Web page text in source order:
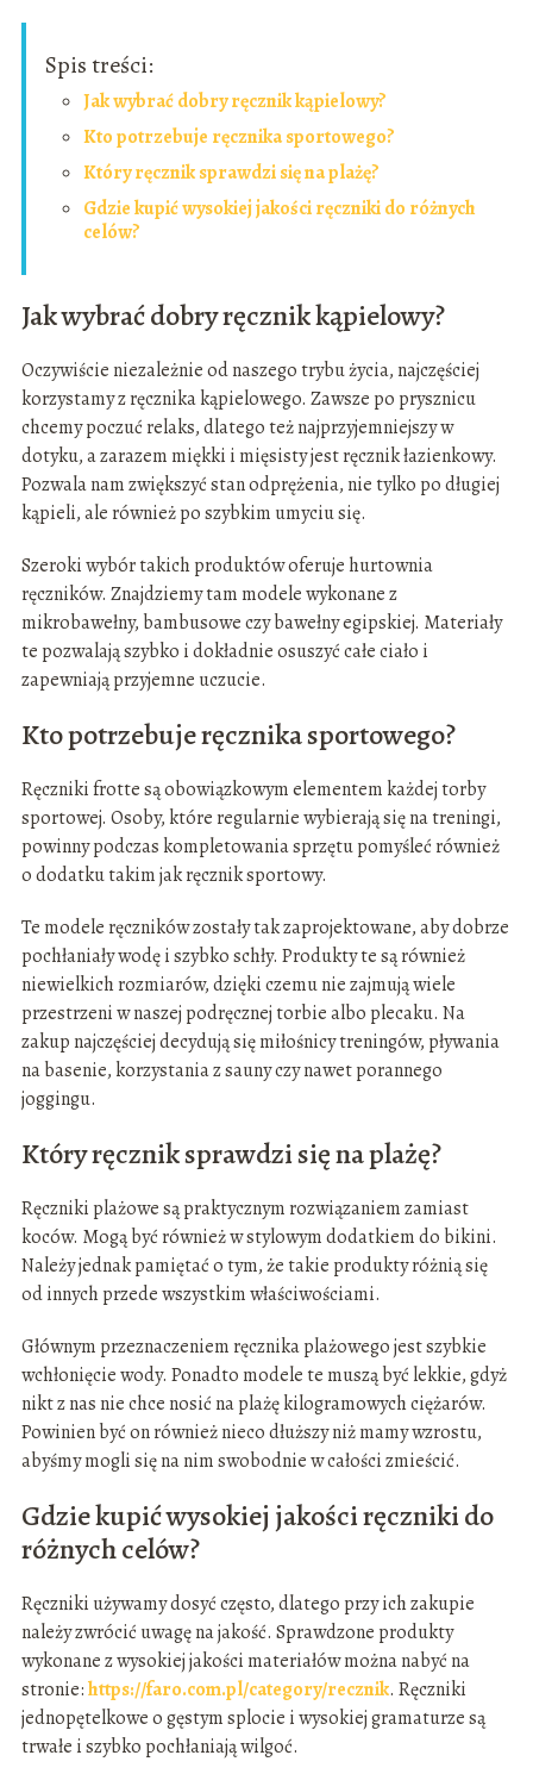
Spis treści:
Jak wybrać dobry ręcznik kąpielowy?
Kto potrzebuje ręcznika sportowego?
Który ręcznik sprawdzi się na plażę?
Gdzie kupić wysokiej jakości ręczniki do różnych
celów?
Jak wybrać dobry ręcznik kąpielowy?
Oczywiście niezależnie od naszego trybu życia, najczęściej
korzystamy z ręcznika kąpielowego. Zawsze po prysznicu
chcemy poczuć relaks, dlatego też najprzyjemniejszy w
dotyku, a zarazem miękki i mięsisty jest ręcznik łazienkowy.
Pozwala nam zwiększyć stan odprężenia, nie tylko po długiej
kąpieli, ale również po szybkim umyciu się.
Szeroki wybór takich produktów oferuje hurtownia
ręczników. Znajdziemy tam modele wykonane z
mikrobawełny, bambusowe czy bawełny egipskiej. Materiały
te pozwalają szybko i dokładnie osuszyć całe ciało i
zapewniają przyjemne uczucie.
Kto potrzebuje ręcznika sportowego?
Ręczniki frotte są obowiązkowym elementem każdej torby
sportowej. Osoby, które regularnie wybierają się na treningi,
powinny podczas kompletowania sprzętu pomyśleć również
o dodatku takim jak ręcznik sportowy.
Te modele ręczników zostały tak zaprojektowane, aby dobrze
pochłaniały wodę i szybko schły. Produkty te są również
niewielkich rozmiarów, dzięki czemu nie zajmują wiele
przestrzeni w naszej podręcznej torbie albo plecaku. Na
zakup najczęściej decydują się miłośnicy treningów, pływania
na basenie, korzystania z sauny czy nawet porannego
joggingu.
Który ręcznik sprawdzi się na plażę?
Ręczniki plażowe są praktycznym rozwiązaniem zamiast
koców. Mogą być również w stylowym dodatkiem do bikini.
Należy jednak pamiętać o tym, że takie produkty różnią się
od innych przede wszystkim właściwościami.
Głównym przeznaczeniem ręcznika plażowego jest szybkie
wchłonięcie wody. Ponadto modele te muszą być lekkie, gdyż
nikt z nas nie chce nosić na plażę kilogramowych ciężarów.
Powinien być on również nieco dłuższy niż mamy wzrostu,
abyśmy mogli się na nim swobodnie w całości zmieścić.
Gdzie kupić wysokiej jakości ręczniki do
różnych celów?
Ręczniki używamy dosyć często, dlatego przy ich zakupie
należy zwrócić uwagę na jakość. Sprawdzone produkty
wykonane z wysokiej jakości materiałów można nabyć na
stronie:https://faro.com.pl/category/recznik. Ręczniki
jednopętelkowe o gęstym splocie i wysokiej gramaturze są
trwałe i szybko pochłaniają wilgoć.